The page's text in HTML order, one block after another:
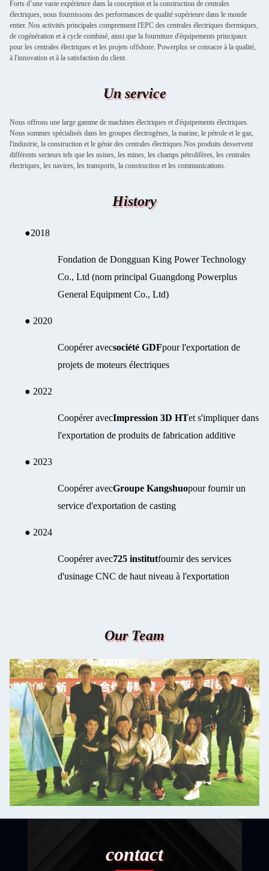
Forts d’une vaste expérience dans la conception et la construction de centrales
électriques, nous fournissons des performances de qualité supérieure dans le monde
entier. Nos activités principales comprennent l'EPC des centrales électriques thermiques,
de cogénération et à cycle combiné, ainsi que la fourniture d'équipements principaux
pour les centrales électriques et les projets offshore. Powerplus se consacre à la qualité,
à l'innovation et à la satisfaction du client.
Un service
Nous offrons une large gamme de machines électriques et d'équipements électriques.
Nous sommes spécialisés dans les groupes électrogènes, la marine, le pétrole et le gaz,
l'industrie, la construction et le génie des centrales électriques.Nos produits desservent
différents secteurs tels que les usines, les mines, les champs pétrolifères, les centrales
électriques, les navires, les transports, la construction et les communications.
History
●2018
Fondation de Dongguan King Power Technology
Co., Ltd (nom principal Guangdong Powerplus
General Equipment Co., Ltd)
● 2020
Coopérer avecsociété GDFpour l'exportation de
projets de moteurs électriques
● 2022
Coopérer avecImpression 3D HTet s'impliquer dans
l'exportation de produits de fabrication additive
● 2023
Coopérer avecGroupe Kangshuopour fournir un
service d'exportation de casting
● 2024
Coopérer avec725 institutfournir des services
d'usinage CNC de haut niveau à l'exportation
Our Team
contact